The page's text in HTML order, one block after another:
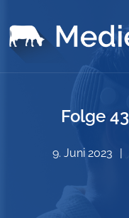
Folge
9. Juni 2023